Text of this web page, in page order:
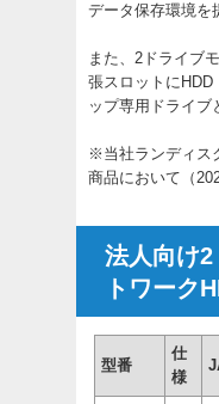
データ保存環境を
また、2ドライブ
張スロットに
ップ専用ドライブ
※当社ランディス
商品において（
法人向け
トワーク
型番
仕
様